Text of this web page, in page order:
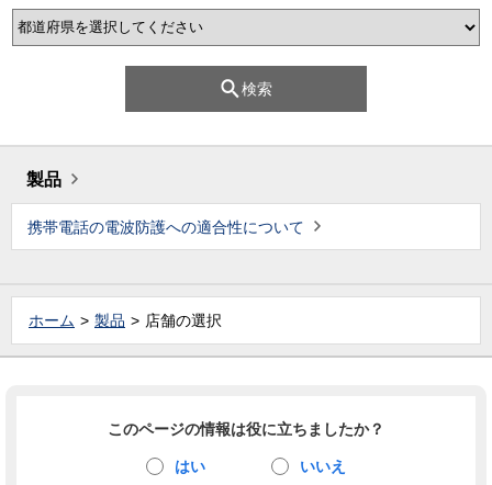
検索
製品
携帯電話の電波防護への適合性について
ホーム 製品 店舗の選択
このページの情報は役に立ちましたか？
はい いいえ